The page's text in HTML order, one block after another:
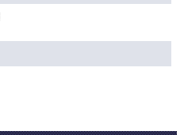
会員制度のご案内